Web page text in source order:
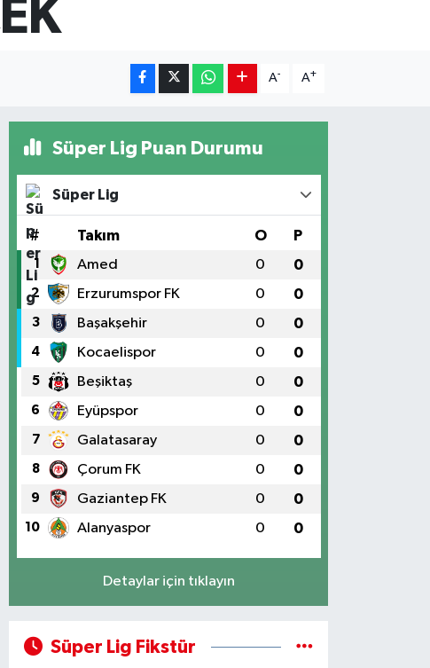
A- A+
Süper Lig Puan Durumu
Süper Lig
# Takım O P
1 Amed 0 0
2 Erzurumspor FK 0 0
3 Başakşehir 0 0
4 Kocaelispor 0 0
5 Beşiktaş 0 0
6 Eyüpspor 0 0
7 Galatasaray 0 0
8 Çorum FK 0 0
9 Gaziantep FK 0 0
10 Alanyaspor 0 0
Detaylar için tıklayın
Süper Lig Fikstür